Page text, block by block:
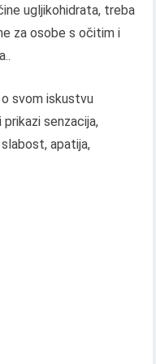
ugljikohidrata, treba
za osobe s očitim i
svom iskustvu
prikazi senzacija,
apatija,